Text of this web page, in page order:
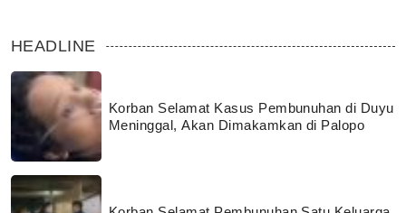
HEADLINE
Korban Selamat Kasus Pembunuhan di Duyu
Meninggal, Akan Dimakamkan di Palopo